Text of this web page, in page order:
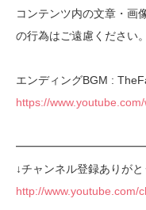
コンテンツ内の文章・画
の行為はご遠慮ください。
エンディングBGM :
https://
↓チャンネル登録ありが
http://www.youtube.com/